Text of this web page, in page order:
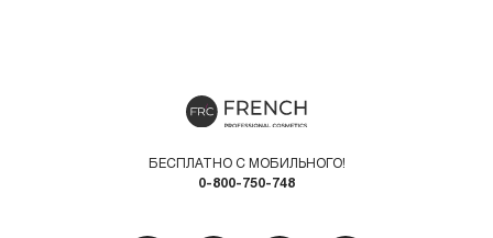
БЕСПЛАТНО С МОБИЛЬНОГО!
0-800-750-748